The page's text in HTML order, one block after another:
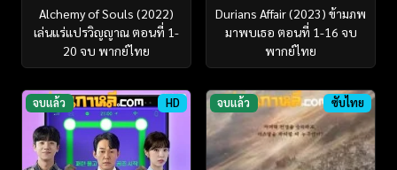
Alchemy of Souls (2022)
เล่นแร่แปรวิญญาณ ตอนที่ 1-
20 จบ พากย์ไทย
Durians Affair (2023) ข้ามภพ
มาพบเธอ ตอนที่ 1-16 จบ
พากย์ไทย
จบแล้ว HD จบแล้ว ซับไทย